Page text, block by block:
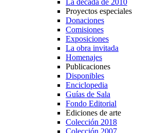
La década de 2010
Proyectos especiales
Donaciones
Comisiones
Exposiciones
La obra invitada
Homenajes
Publicaciones
Disponibles
Enciclopedia
Guías de Sala
Fondo Editorial
Ediciones de arte
Colección 2018
Colección 2007